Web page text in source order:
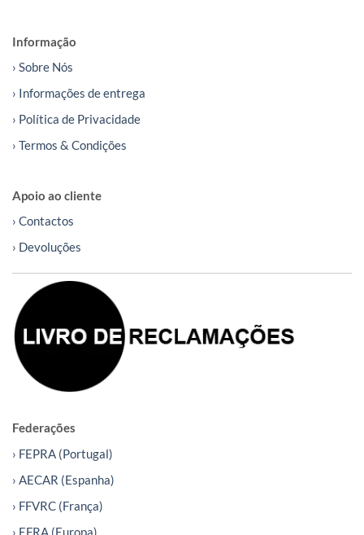
Informação
› Sobre Nós
› Informações de entrega
› Política de Privacidade
› Termos & Condições
Apoio ao cliente
› Contactos
› Devoluções
Federações
› FEPRA (Portugal)
› AECAR (Espanha)
› FFVRC (França)
› EFRA (Europa)